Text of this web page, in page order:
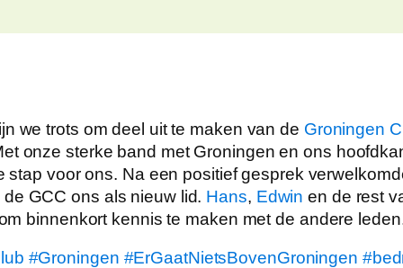
we trots om deel uit te maken van de Groningen
onze sterke band met Groningen en ons
stap voor ons. Na een positief gesprek
GCC ons als nieuw lid. Hans, Edwin en de rest
binnenkort kennis te maken met de andere
#Groningen #ErGaatNietsBovenGroningen